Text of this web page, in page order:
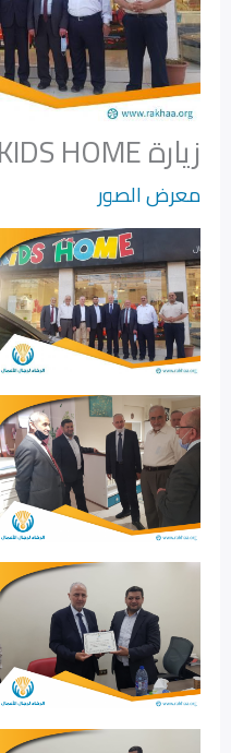
زيارة KIDS HOME
معرض الصور